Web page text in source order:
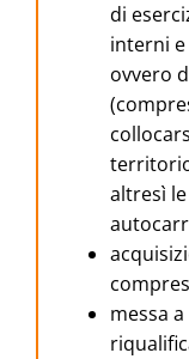
di
interni
ovvero
altresì
messa